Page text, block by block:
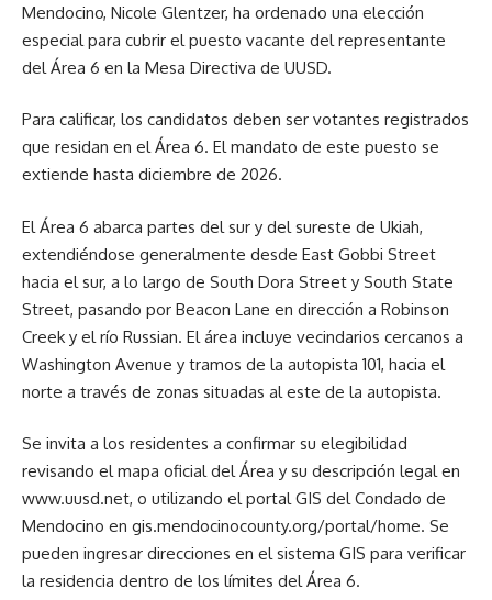
Mendocino, Nicole Glentzer, ha ordenado una elección
especial para cubrir el puesto vacante del representante
del Área 6 en la Mesa Directiva de UUSD.
Para calificar, los candidatos deben ser votantes registrados
que residan en el Área 6. El mandato de este puesto se
extiende hasta diciembre de 2026.
El Área 6 abarca partes del sur y del sureste de Ukiah,
extendiéndose generalmente desde East Gobbi Street
hacia el sur, a lo largo de South Dora Street y South State
Street, pasando por Beacon Lane en dirección a Robinson
Creek y el río Russian. El área incluye vecindarios cercanos a
Washington Avenue y tramos de la autopista 101, hacia el
norte a través de zonas situadas al este de la autopista.
Se invita a los residentes a confirmar su elegibilidad
revisando el mapa oficial del Área y su descripción legal en
www.uusd.net, o utilizando el portal GIS del Condado de
Mendocino en gis.mendocinocounty.org/portal/home. Se
pueden ingresar direcciones en el sistema GIS para verificar
la residencia dentro de los límites del Área 6.